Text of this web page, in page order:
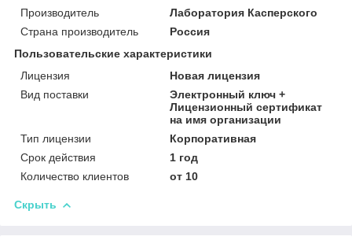
Производитель
Лаборатория Касперского
Страна производитель
Россия
Пользовательские характеристики
Лицензия
Новая лицензия
Вид поставки
Электронный ключ +
Лицензионный сертификат
на имя организации
Тип лицензии
Корпоративная
Срок действия
1 год
Количество клиентов
от 10
Скрыть